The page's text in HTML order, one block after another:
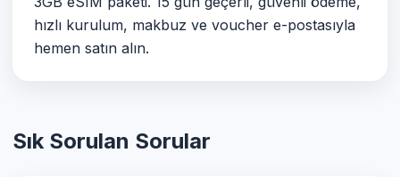
hızlı kurulum, makbuz ve voucher e-postasıyla
hemen satın alın.
Sık Sorulan Sorular